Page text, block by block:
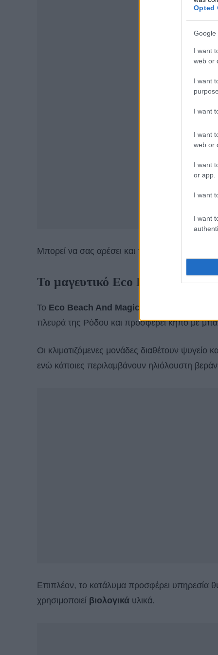
Opted
Google
I want
web or
I want
I want
I want
web or
I want
or app.
I want
I want
Μπορεί να σας αρέσει και το
Το μαγευτικό Eco Beach and
Το Eco Beach And Magic Garden
πλευρά της Ρόδου και προσφέρει κήπο με
Οι κλιματιζόμενες μονάδες διαθέτουν ψυγείο
ενώ κάποιες περιλαμβάνουν ηλιόλουστη
Επιπλέον, το κατάλυμα προσφέρει υπηρεσία
χρησιμοποιεί βιολογικά υλικά.